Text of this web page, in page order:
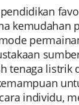
kemudahan
tenaga listrik
individu,